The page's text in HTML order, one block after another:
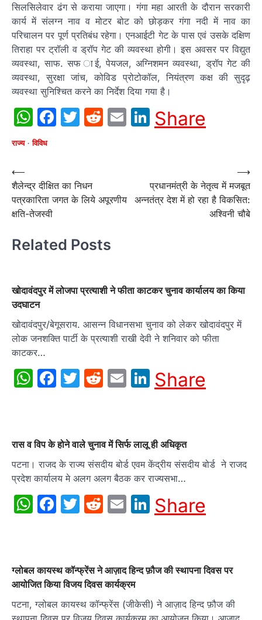
सिलसिलेवार ढंग से कराया जाएगा। गंगा महा आरती के दौरान सरकारी
कार्य में संलग्न नाव व मोटर बोट को छोड़कर गंगा नदी में नाव का
परिचालन पर पूर्ण प्रतिबंध रहेगा। एनआईटी गेट के पास एवं उसके दक्षिण
तिराहा पर ट्रॉली व ड्रॉप गेट की व्यवस्था होगी। इस अवसर पर विद्युत
व्यवस्था, साफ. सफ ाई, पेयजल, अग्निशमन व्यवस्था, ड्रॉप गेट की
व्यवस्था, सुरक्षा जांच, कोविड प्रोटोकॉल, नियंत्रण कक्ष की सुदृढ़
व्यवस्था सुनिश्चित करने का निर्देश दिया गया है।
WhatsApp
Facebook
Twitter
Reddit
EmailLinkedIn
Share
राज्य विविध
Post
navigation
⟵
शैलेन्द्र दीक्षित का निधन
पत्रकारिता जगत के लिये अपूरणीय
क्षति-तेजस्वी
प्रधानमंत्री के नेतृत्व में मजबूत
अन्नतंत्र देश में हो रहा है विकसित:
अश्विनी चौबे
⟶
Related Posts
खोदावंदपुर में लोजपा प्रत्याशी ने फीता काटकर चुनाव कार्यालय का किया
उदघाटन
खोदावंदपुर/बेगूसराय. आसन्न विधानसभा चुनाव को लेकर खोदावंदपुर में
लोक जनशक्ति पार्टी के प्रत्याशी राखी देवी ने शनिवार को फीता
काटकर…
WhatsApp
Facebook
Twitter
Reddit
EmailLinkedIn
Share
रास व विप के होने वाले चुनाव में सिर्फ लालू ही अधिकृत
पटना। राजद के राज्य संसदीय बोर्ड एवम केंद्रीय संसदीय बोर्ड ने राजद
प्रदेश कार्यालय मे अलग अलग बैठक कर राज्यसभा…
WhatsApp
Facebook
Twitter
Reddit
EmailLinkedIn
Share
ग्लोबल कायस्थ कॉन्फ्रेंस ने आज़ाद हिन्द फ़ौज की स्थापना दिवस पर
आयोजित किया विजय दिवस कार्यक्रम
पटना, ग्लोबल कायस्थ कॉन्फ्रेंस (जीकेसी) ने आज़ाद हिन्द फ़ौज की